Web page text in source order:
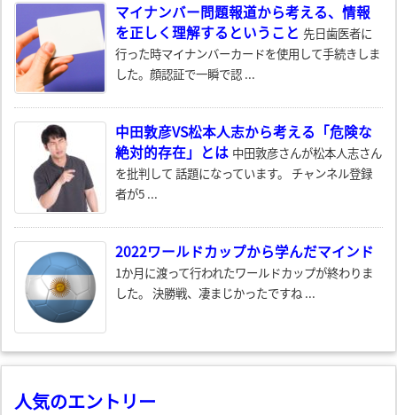
マイナンバー問題報道から考える、情報
を正しく理解するということ 先日歯医者に
行った時マイナンバーカードを使用して手続きしま
した。顔認証で一瞬で認 ...
中田敦彦VS松本人志から考える「危険な
絶対的存在」とは 中田敦彦さんが松本人志さん
を批判して 話題になっています。 チャンネル登録
者が5 ...
2022ワールドカップから学んだマインド
1か月に渡って行われたワールドカップが終わりま
した。 決勝戦、凄まじかったですね ...
人気のエントリー